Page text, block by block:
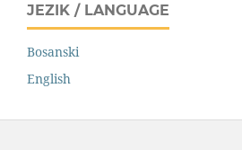
JEZIK / LANGUAGE
Bosanski
English